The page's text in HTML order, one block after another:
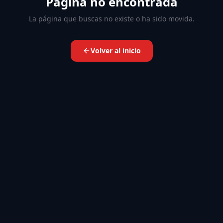
La página que buscas no existe o ha sido movida.
Volver al inicio